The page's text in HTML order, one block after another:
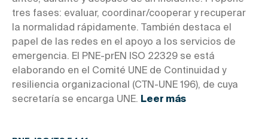
tres fases: evaluar, coordinar/cooperar y recuperar
la normalidad rápidamente. También destaca el
papel de las redes en el apoyo a los servicios de
emergencia. El PNE-prEN ISO 22329 se está
elaborando en el Comité UNE de Continuidad y
resiliencia organizacional (CTN-UNE 196), de cuya
secretaría se encarga UNE. Leer más